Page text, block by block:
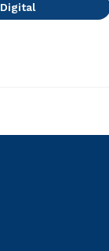
Digital